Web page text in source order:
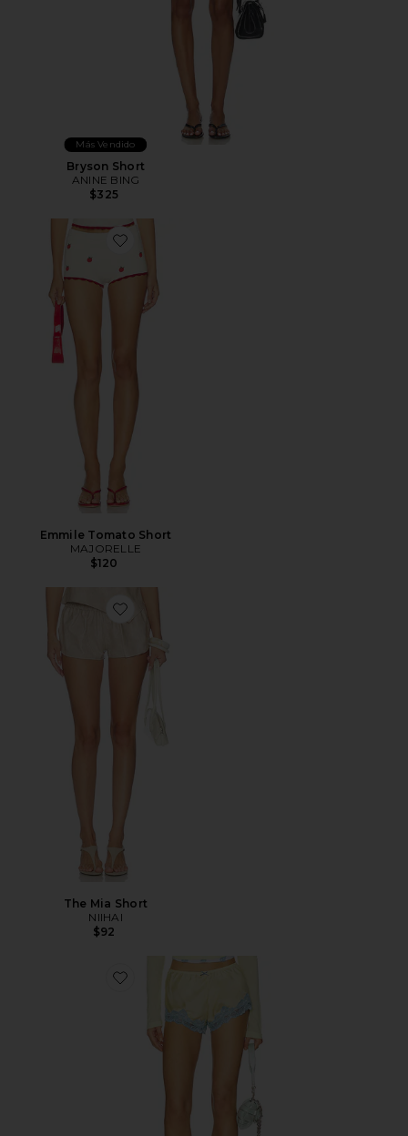
Más Vendido
Bryson Short
ANINE BING
$325
Favorite Emmile Tomato Short
Emmile Tomato Short
MAJORELLE
$120
Favorite The Mia Short
The Mia Short
NIIHAI
$92
Favorite SHORT SATIN WITH LACE TRIM